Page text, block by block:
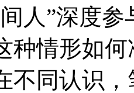
人”深度
种情形如
不同认识